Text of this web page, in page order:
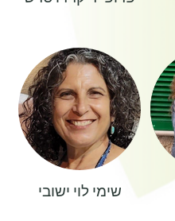
שימי לוי ישובי